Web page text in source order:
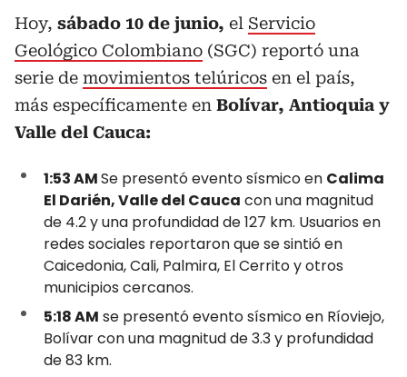
Hoy, sábado 10 de junio, el Servicio
Geológico Colombiano (SGC) reportó una
serie de movimientos telúricos en el país,
más específicamente en Bolívar, Antioquia y
Valle del Cauca:
1:53 AMSe presentó evento sísmico en Calima
El Darién, Valle del Cauca con una magnitud
de 4.2 y una profundidad de 127 km. Usuarios en
redes sociales reportaron que se sintió en
Caicedonia, Cali, Palmira, El Cerrito y otros
municipios cercanos.
5:18 AM se presentó evento sísmico en Ríoviejo,
Bolívar con una magnitud de 3.3 y profundidad
de 83 km.